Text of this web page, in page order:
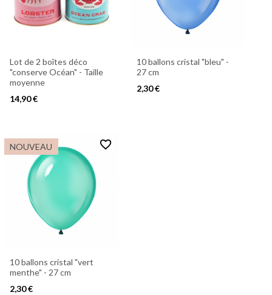
Lot de 2 boîtes déco
"conserve Océan" - Taille
moyenne
14,90 €
10 ballons cristal "bleu" -
27 cm
2,30 €
NOUVEAU favorite_border
10 ballons cristal "vert
menthe" - 27 cm
2,30 €